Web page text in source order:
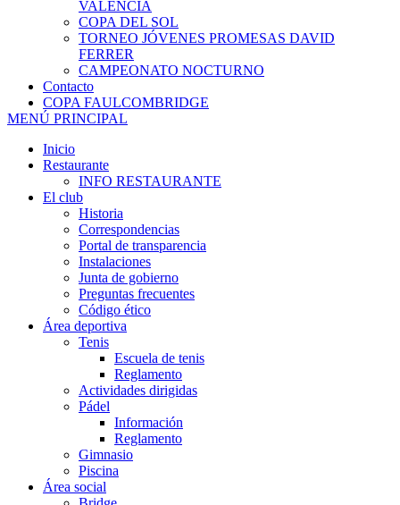
VALENCIA
COPA DEL SOL
TORNEO JÓVENES PROMESAS DAVID
FERRER
CAMPEONATO NOCTURNO
Contacto
COPA FAULCOMBRIDGE
MENÚ PRINCIPAL
Inicio
Restaurante
INFO RESTAURANTE
El club
Historia
Correspondencias
Portal de transparencia
Instalaciones
Junta de gobierno
Preguntas frecuentes
Código ético
Área deportiva
Tenis
Escuela de tenis
Reglamento
Actividades dirigidas
Pádel
Información
Reglamento
Gimnasio
Piscina
Área social